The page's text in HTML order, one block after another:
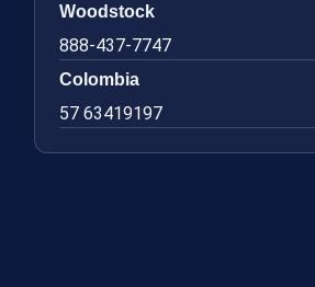
Woodstock
888-437-7747
Colombia
57 63419197